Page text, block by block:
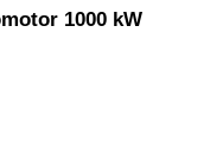
1000 kW